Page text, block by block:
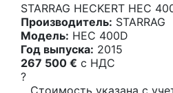
STARRAG HECKERT HEC
Производитель: STARRAG
Модель: HEC 400D
Год выпуска: 2015
267 500 € c НДС
?
Стоимость указана с